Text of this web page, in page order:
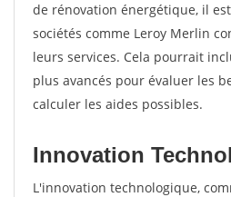
de rénovation énergétique, il
sociétés comme Leroy Merlin
leurs services. Cela pourrait
plus avancés pour évaluer les
calculer les aides possibles.
Innovation
L'innovation technologique,